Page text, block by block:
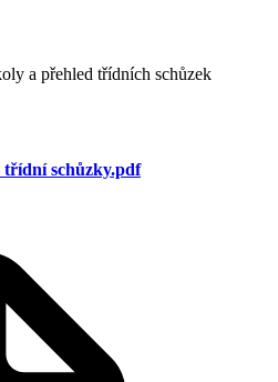
a přehled třídních schůzek
třídní schůzky.pdf